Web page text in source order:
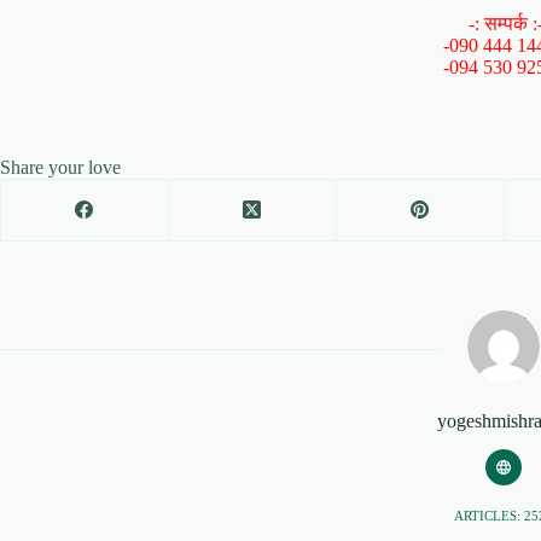
-: सम्पर्क
-090 444
-094 530
Share your love
ARTICLES: